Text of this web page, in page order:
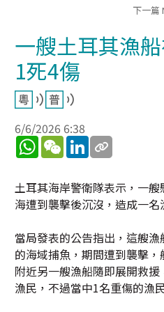
下一篇
一艘土耳其漁
1死4傷
6/6/2026 6:38
WhatsApp
WeChatLinkedIn
土耳其海岸警衛隊表示，一
海遭到襲擊後沉沒，造成一
當局發表的公告指出，這艘
的海域捕魚，期間遭到襲擊
附近另一艘漁船隨即展開救
漁民，不過當中1名重傷的漁